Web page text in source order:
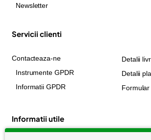
Newsletter
Servicii clienti
Contacteaza-ne
Instrumente GPDR
Informatii GPDR
Detalii
Detalii
Informatii utile